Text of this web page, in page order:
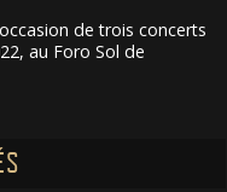
de trois concerts
au Foro Sol de